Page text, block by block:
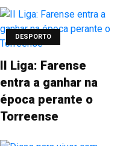
DESPORTO
II Liga: Farense
entra a ganhar na
época perante o
Torreense